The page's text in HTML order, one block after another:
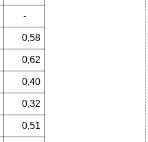
-
0,58
0,62
0,40
0,32
0,51